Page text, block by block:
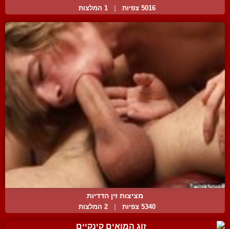
5016 צפיות 1 המלצות
מציצות זין הדדיות
5340 צפיות 2 המלצות